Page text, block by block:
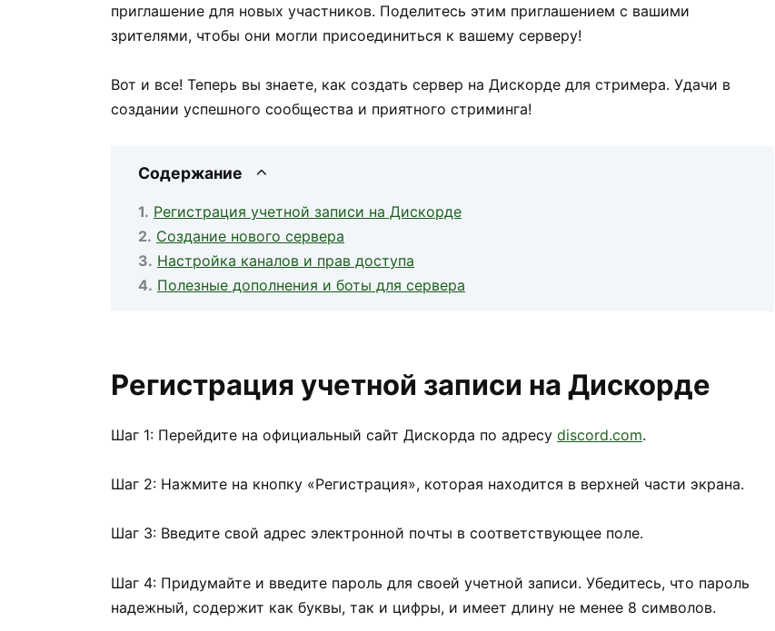
приглашение для новых участников. Поделитесь этим приглашением с вашими
зрителями, чтобы они могли присоединиться к вашему серверу!
Вот и все! Теперь вы знаете, как создать сервер на Дискорде для стримера. Удачи в
создании успешного сообщества и приятного стриминга!
Содержание
Регистрация учетной записи на Дискорде
Создание нового сервера
Настройка каналов и прав доступа
Полезные дополнения и боты для сервера
Регистрация учетной записи на Дискорде
Шаг 1: Перейдите на официальный сайт Дискорда по адресу discord.com.
Шаг 2: Нажмите на кнопку «Регистрация», которая находится в верхней части экрана.
Шаг 3: Введите свой адрес электронной почты в соответствующее поле.
Шаг 4: Придумайте и введите пароль для своей учетной записи. Убедитесь, что пароль
надежный, содержит как буквы, так и цифры, и имеет длину не менее 8 символов.